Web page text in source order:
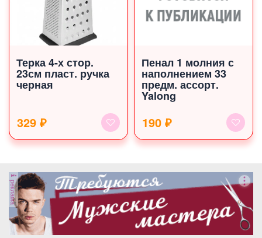
Терка 4-х стор.
23см пласт. ручка
черная
329 ₽
Пенал 1 молния с
наполнением 33
предм. ассорт.
Yalong
190 ₽
реклама